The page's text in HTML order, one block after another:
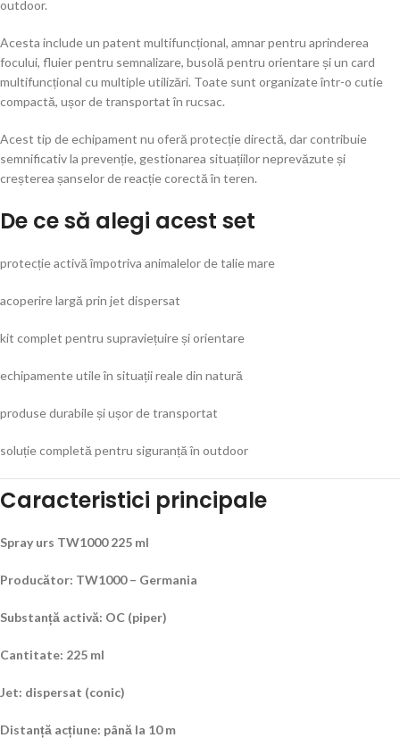
outdoor.
Acesta include un patent multifuncțional, amnar pentru aprinderea
focului, fluier pentru semnalizare, busolă pentru orientare și un card
multifuncțional cu multiple utilizări. Toate sunt organizate într-o cutie
compactă, ușor de transportat în rucsac.
Acest tip de echipament nu oferă protecție directă, dar contribuie
semnificativ la prevenție, gestionarea situațiilor neprevăzute și
creșterea șanselor de reacție corectă în teren.
De ce să alegi acest set
protecție activă împotriva animalelor de talie mare
acoperire largă prin jet dispersat
kit complet pentru supraviețuire și orientare
echipamente utile în situații reale din natură
produse durabile și ușor de transportat
soluție completă pentru siguranță în outdoor
Caracteristici principale
Spray urs TW1000 225 ml
Producător: TW1000 – Germania
Substanță activă: OC (piper)
Cantitate: 225 ml
Jet: dispersat (conic)
Distanță acțiune: până la 10 m